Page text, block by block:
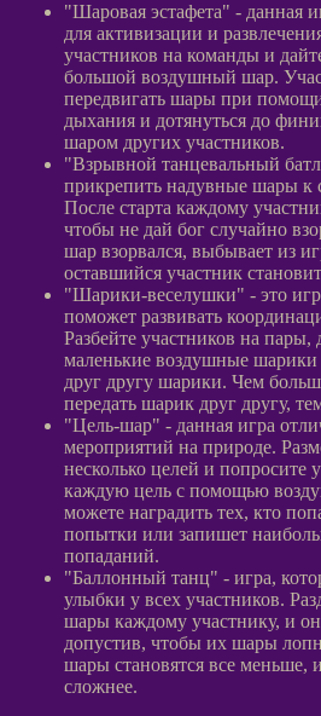
"Шаровая эстафета" - данная
для активизации и
участников на команды и
большой воздушный шар.
передвигать шары при
дыхания и дотянуться до
шаром других участников.
"Взрывной танцевальный
прикрепить надувные шары к
После старта каждому
чтобы не дай бог случайно
шар взорвался, выбывает из
оставшийся участник
"Шарики-веселушки" - это
поможет развивать
Разбейте участников на пары,
маленькие воздушные шарики
друг другу шарики. Чем
передать шарик друг другу,
"Цель-шар" - данная игра
мероприятий на природе.
несколько целей и попросите
каждую цель с помощью
можете наградить тех, кто
попытки или запишет
попаданий.
"Баллонный танц" - игра,
улыбки у всех участников.
шары каждому участнику, и
допустив, чтобы их шары
шары становятся все меньше,
сложнее.